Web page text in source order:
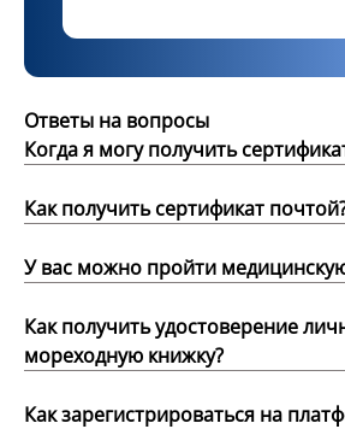
Ответы на вопросы
Когда я могу получить
Как получить сертификат
У вас можно пройти
Как получить удостоверение
мореходную книжку?
Как зарегистрироваться на